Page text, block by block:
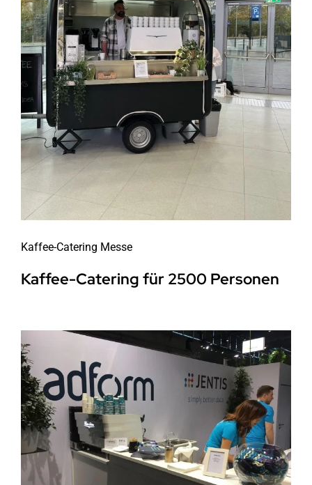
Kaffee-Catering Messe
Kaffee-Catering für 2500 Personen